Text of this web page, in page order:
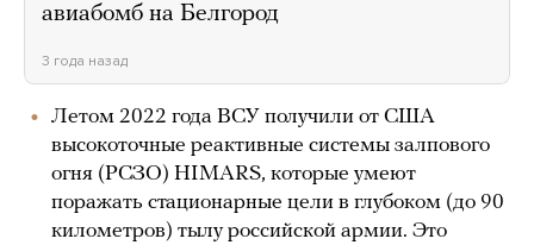
авиабомб на Белгород
3 года назад
Летом 2022 года ВСУ получили от США
высокоточные реактивные системы залпового
огня (РСЗО) HIMARS, которые умеют
поражать стационарные цели в глубоком (до 90
километров) тылу российской армии. Это